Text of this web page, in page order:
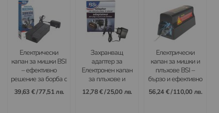
Електрически
капан за мишки BSI
– ефективно
решение за борба с
мишки на закрито
39,63 €/77,51 лв.
Захранващ
адаптер за
Електронен капан
за плъхове и
мишки BSI
12,78 €/25,00 лв.
Електрически
капан за мишки и
плъхове BSI –
бързо и ефективно
решение за
вредители
56,24 €/110,00 лв.